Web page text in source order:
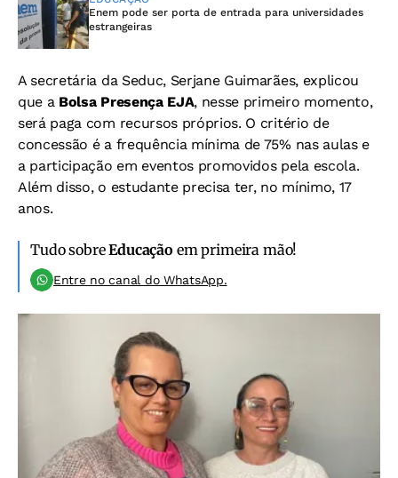
Enem pode ser porta de entrada para universidades
estrangeiras
A secretária da Seduc, Serjane Guimarães, explicou
que a Bolsa Presença EJA, nesse primeiro momento,
será paga com recursos próprios. O critério de
concessão é a frequência mínima de 75% nas aulas e
a participação em eventos promovidos pela escola.
Além disso, o estudante precisa ter, no mínimo, 17
anos.
Tudo sobreEducação em primeira mão!
Entre no canal do WhatsApp.